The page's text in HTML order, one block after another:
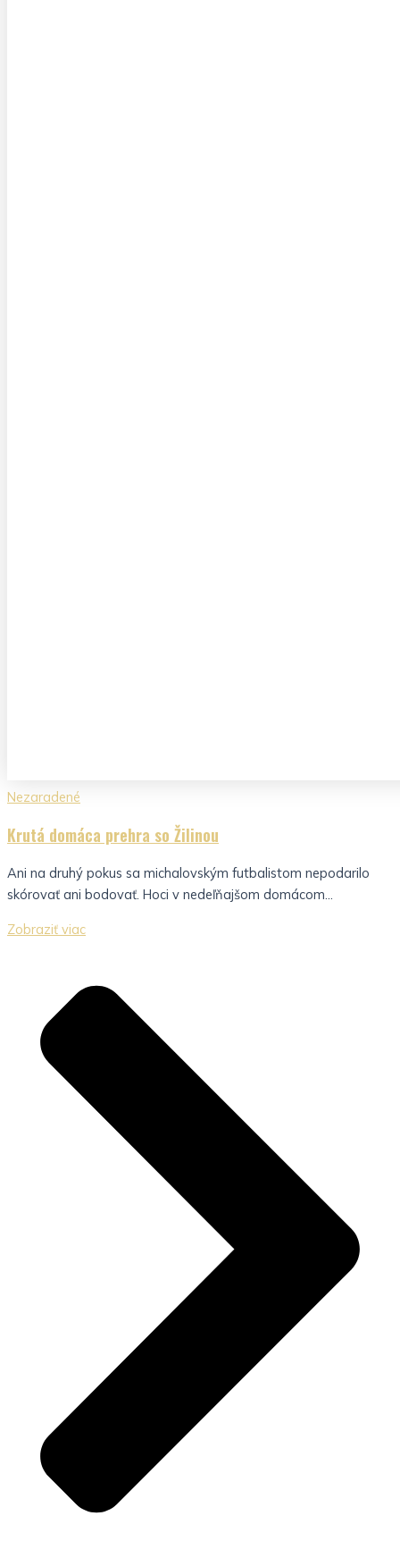
Nezaradené
Krutá domáca prehra so Žilinou
Ani na druhý pokus sa michalovským futbalistom nepodarilo
skórovať ani bodovať. Hoci v nedeľňajšom domácom...
Zobraziť viac